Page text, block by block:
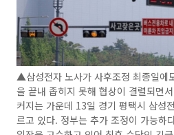
▲삼성전자 노사가 사후조정 최종일에
을 끝내 좁히지 못해 협상이 결렬되면
커지는 가운데 13일 경기 평택시 삼성
르고 있다. 정부는 추가 조정이 가능하